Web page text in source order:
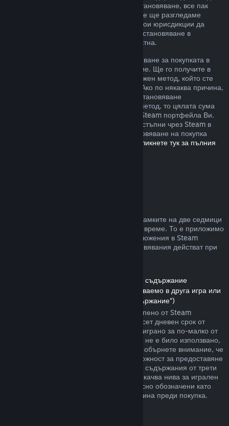
извън описаните от нас правила за възстановяване, все пак
можете да изискате възстановяване и ние ще разгледаме
случая. Възможно е потребителите в някои юрисдикции да
разполагат с допълнителни права за възстановяване в
обстоятелства, при които играта е дефектна.
Ще Ви бъде отпуснато пълно възстановяване за покупката в
рамките на една седмица след одобрение. Ще го получите в
Steam портфейла или чрез същия платежен метод, който сте
използвали, за да направите покупката. Ако по някаква причина,
Steam няма възможност да отпусне възстановяване
посредством първоначалния платежен метод, то цялата сума
ще бъде предоставена като кредит към Steam портфейла Ви.
(Възможно е някои платежни методи, достъпни чрез Steam в
държавата Ви, да не поддържат възстановяване на покупка
Кликнете тук за пълния
Steam възстановяването се предлага в рамките на две седмици
от покупката и при под два часа игрално време. То е приложимо
както за игри, така и при софтуерни приложения в Steam
магазина. Ето обзор за това как възстановявания действат при
Възстановявания на сумата за сваляемо съдържание
(Съдържание от Steam магазина, използваемо в друга игра или
софтуерно приложение, „Сваляемо съдържание“)
Сумата за сваляемото съдържание, закупено от Steam
магазина, се възстановява в четиринадесет дневен срок от
покупката, и ако съответното заглавие е играно за по-малко от
два часа, след транзакцията. Стига то да не е било използвано,
модифицирано или прехвърлено. Моля, обърнете внимание, че
в някои случаи Steam няма да има възможност за предоставяне
на възстановявания при някои сваляеми съдържания от трети
страни (например, ако то необратимо покачва нива за игрален
персонаж). Тези изключения ще бъдат ясно обозначени като
невъзстановими на страницата им магазина преди покупка.